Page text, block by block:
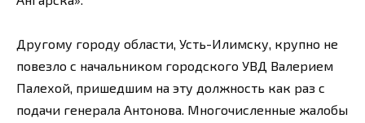
Другому городу области, Усть-Илимску, крупно не
повезло с начальником городского УВД Валерием
Палехой, пришедшим на эту должность как раз с
подачи генерала Антонова. Многочисленные жалобы